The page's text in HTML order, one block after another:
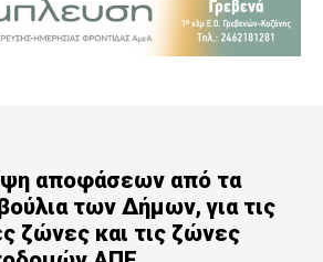
αποφάσεων από τα
των Δήμων, για τις
ζώνες και τις ζώνες